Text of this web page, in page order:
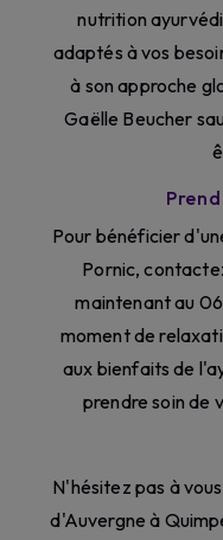
nutrition
adaptés à vos
à son approche
Gaëlle Beucher
Pour bénéficier
Pornic,
maintenant au
moment de
aux bienfaits de
prendre soin de
N'hésitez pas à
d'Auvergne à